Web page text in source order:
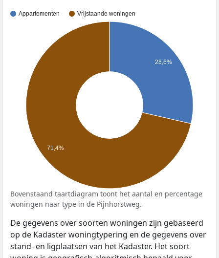
Appartementen Vrijstaande woningen
28,6%
71,4%
Bovenstaand taartdiagram toont het aantal en percentage
woningen naar type in de Pijnhorstweg.
De gegevens over soorten woningen zijn gebaseerd
op de Kadaster woningtypering en de gegevens over
stand- en ligplaatsen van het Kadaster. Het soort